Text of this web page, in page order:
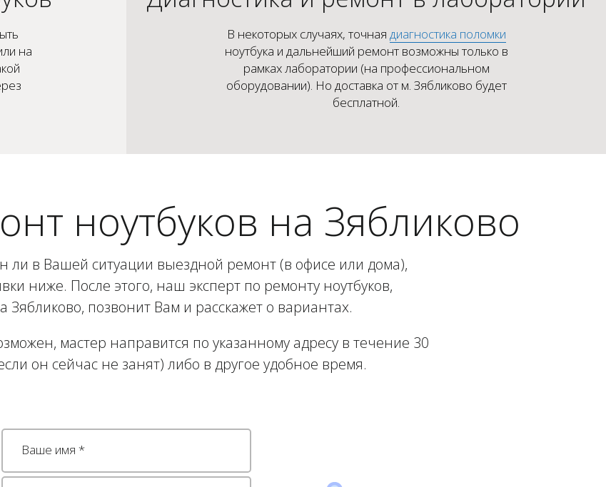
на
В некоторых случаях, точная диагностика поломки
ноутбука и дальнейший ремонт возможны только в
рамках лаборатории (на профессиональном
оборудовании). Но доставка от м. Зябликово будет
бесплатной.
ноутбуков на Зябликово
ли в Вашей ситуации выездной ремонт (в офисе или дома),
ниже. После этого, наш эксперт по ремонту ноутбуков,
позвонит Вам и расскажет о вариантах.
мастер направится по указанному адресу в течение 30
он сейчас не занят) либо в другое удобное время.